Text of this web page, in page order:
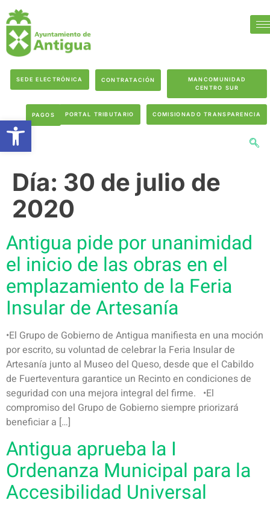
SEDE ELECTRÓNICA CONTRATACIÓN
MANCOMUNIDAD
CENTRO SUR
PAGOS PORTAL TRIBUTARIO COMISIONADO TRANSPARENCIA
Día: 30 de julio de
2020
Antigua pide por unanimidad
el inicio de las obras en el
emplazamiento de la Feria
Insular de Artesanía
•El Grupo de Gobierno de Antigua manifiesta en una moción
por escrito, su voluntad de celebrar la Feria Insular de
Artesanía junto al Museo del Queso, desde que el Cabildo
de Fuerteventura garantice un Recinto en condiciones de
seguridad con una mejora integral del firme. •El
compromiso del Grupo de Gobierno siempre priorizará
beneficiar a […]
Antigua aprueba la I
Ordenanza Municipal para la
Accesibilidad Universal
Abrir barra de herramientas